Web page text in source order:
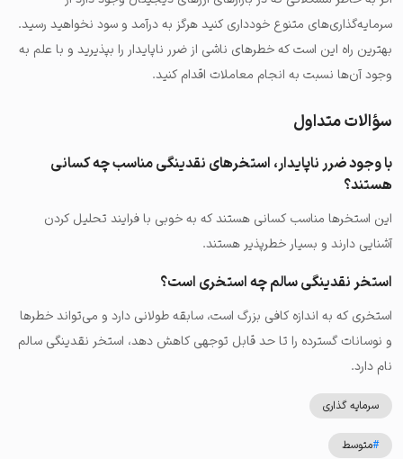
سرمایه‌گذاری‌های متنوع خودداری کنید هرگز به درآمد و سود نخواهید رسید.
بهترین راه این است که خطرهای ناشی از ضرر ناپایدار را بپذیرید و با علم به
وجود آن‌ها نسبت به انجام معاملات اقدام کنید.
سؤالات متداول
با وجود ضرر ناپایدار، استخرهای نقدینگی مناسب چه کسانی
هستند؟
این استخرها مناسب کسانی هستند که به خوبی با فرایند تحلیل کردن
آشنایی دارند و بسیار خطرپذیر هستند.
استخر نقدینگی سالم چه استخری است؟
استخری که به اندازه کافی بزرگ است، سابقه طولانی دارد و می‌تواند خطرها
و نوسانات گسترده را تا حد قابل توجهی کاهش دهد، استخر نقدینگی سالم
نام دارد.
سرمایه گذاری
#متوسط